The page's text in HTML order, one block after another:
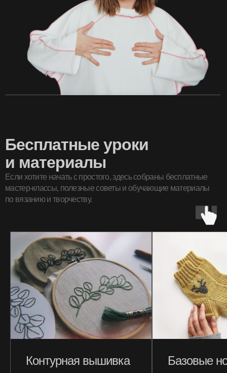
Бесплатные уроки
и материалы
Если хотите начать с простого, здесь собраны бесплатные
мастер-классы, полезные советы и обучающие материалы
по вязанию и творчеству.
Контурная вышивка Базовые